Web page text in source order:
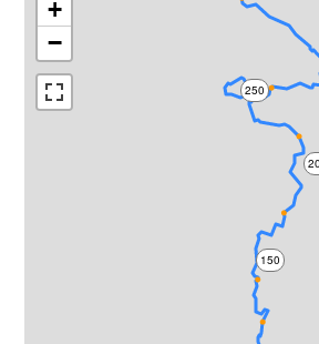
150
250
+
−